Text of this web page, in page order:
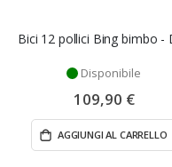
Disponibile
109,90 €
AGGIUNGI AL CARRELLO